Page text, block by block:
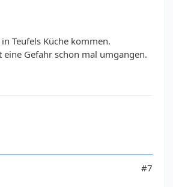
Teufels Küche kommen.
Gefahr schon mal umgangen.
#7